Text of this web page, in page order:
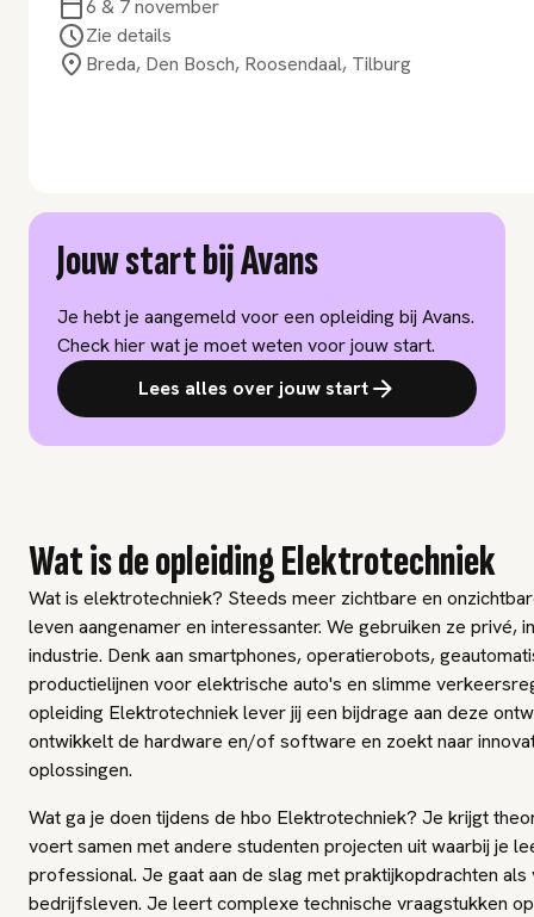
6 & 7 november
Zie details
Breda, Den Bosch, Roosendaal, Tilburg
Jouw start bij Avans
Je hebt je aangemeld voor een opleiding bij Avans.
Check hier wat je moet weten voor jouw start.
Lees alles over jouw start
Wat is de opleiding Elektrotechniek
Wat is elektrotechniek? Steeds meer zichtbare en
leven aangenamer en interessanter. We gebruiken ze privé,
industrie. Denk aan smartphones, operatierobots,
productielijnen voor elektrische auto's en slimme
opleiding Elektrotechniek lever jij een bijdrage aan deze
ontwikkelt de hardware en/of software en zoekt naar
oplossingen.
Wat ga je doen tijdens de hbo Elektrotechniek? Je krijgt
voert samen met andere studenten projecten uit waarbij je
professional. Je gaat aan de slag met praktijkopdrachten
bedrijfsleven. Je leert complexe technische vraagstukken